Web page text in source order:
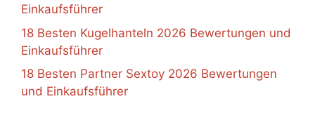
Einkaufsführer
18 Besten Kugelhanteln 2026 Bewertungen und
Einkaufsführer
18 Besten Partner Sextoy 2026 Bewertungen
und Einkaufsführer